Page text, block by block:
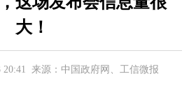
大！
来源：中国政府网、工信微报